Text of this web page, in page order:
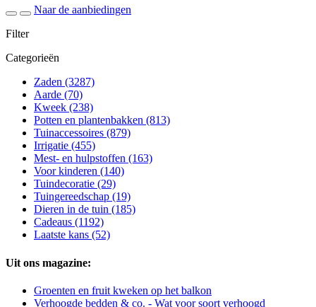
Naar de aanbiedingen
Filter
Categorieën
Zaden (3287)
Aarde (70)
Kweek (238)
Potten en plantenbakken (813)
Tuinaccessoires (879)
Irrigatie (455)
Mest- en hulpstoffen (163)
Voor kinderen (140)
Tuindecoratie (29)
Tuingereedschap (19)
Dieren in de tuin (185)
Cadeaus (1192)
Laatste kans (52)
Uit ons magazine:
Groenten en fruit kweken op het balkon
Verhoogde bedden & co. - Wat voor soort verhoogd